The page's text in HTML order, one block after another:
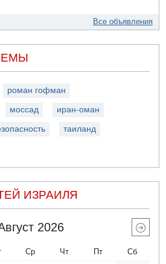
Все объявления
роман гофман
моссад иран-оман
таиланд
ИЗРАИЛЯ
2026
Ср Чт Пт Сб